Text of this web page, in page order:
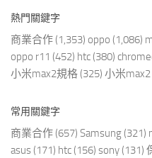
熱門關鍵字
商業合作 (1,353) oppo (1,086)
oppo r11 (452) htc (380)
小米max2規格 (325) 小米max2
常用關鍵字
商業合作 (657) Samsung (321)
asus (171) htc (156) sony (131)